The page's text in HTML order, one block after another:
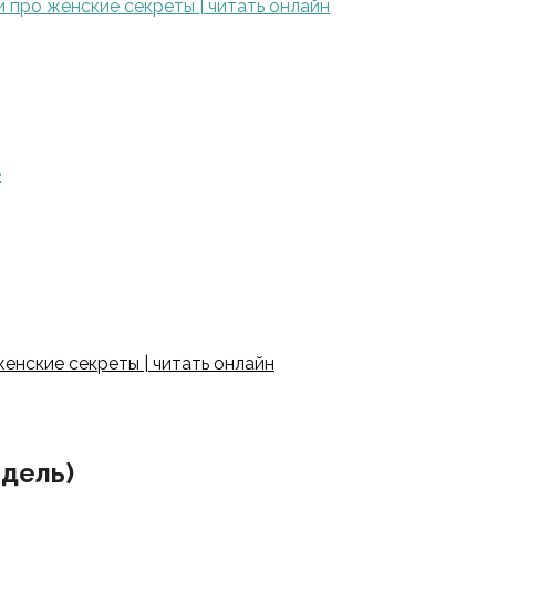
женские секреты | читать онлайн
секреты | читать онлайн